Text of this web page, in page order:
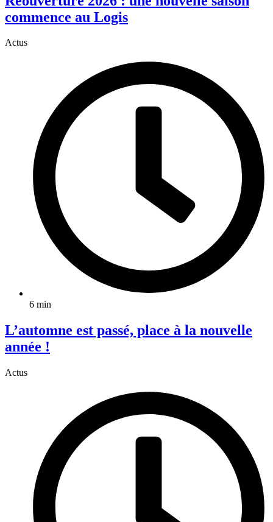
commence au Logis
Actus
6 min
L’automne est passé, place à la nouvelle
année !
Actus